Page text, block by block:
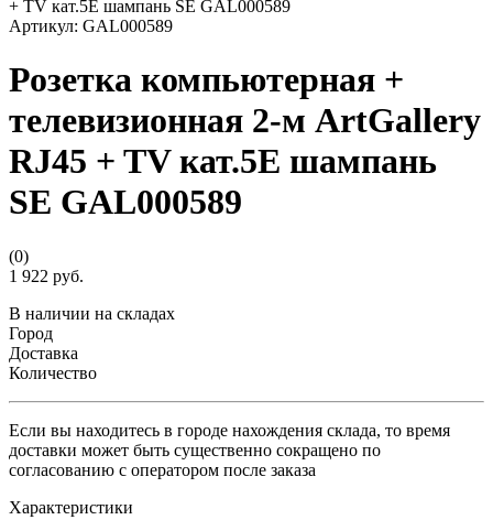
Артикул: GAL000589
Розетка компьютерная +
телевизионная 2-м ArtGallery
RJ45 + TV кат.5E шампань
SE GAL000589
(0)
1 922 руб.
В наличии на складах
Город
Доставка
Количество
Если вы находитесь в городе нахождения склада, то время
доставки может быть существенно сокращено по
согласованию с оператором после заказа
Характеристики